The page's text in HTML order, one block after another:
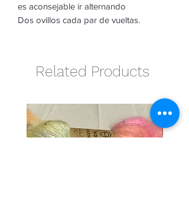
es aconsejable ir alternando
Dos ovillos cada par de vueltas.
Related Products